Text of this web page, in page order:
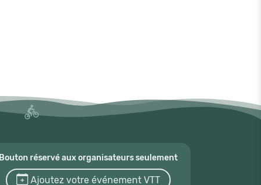
Bouton réservé aux organisateurs seulement
Ajoutez votre événement VTT